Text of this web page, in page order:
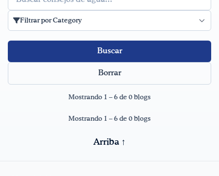
Recetas
Filtrar por Category
Borrar
Mostrando 1 – 6 de 0 blogs
Mostrando 1 – 6 de 0 blogs
Arriba ↑